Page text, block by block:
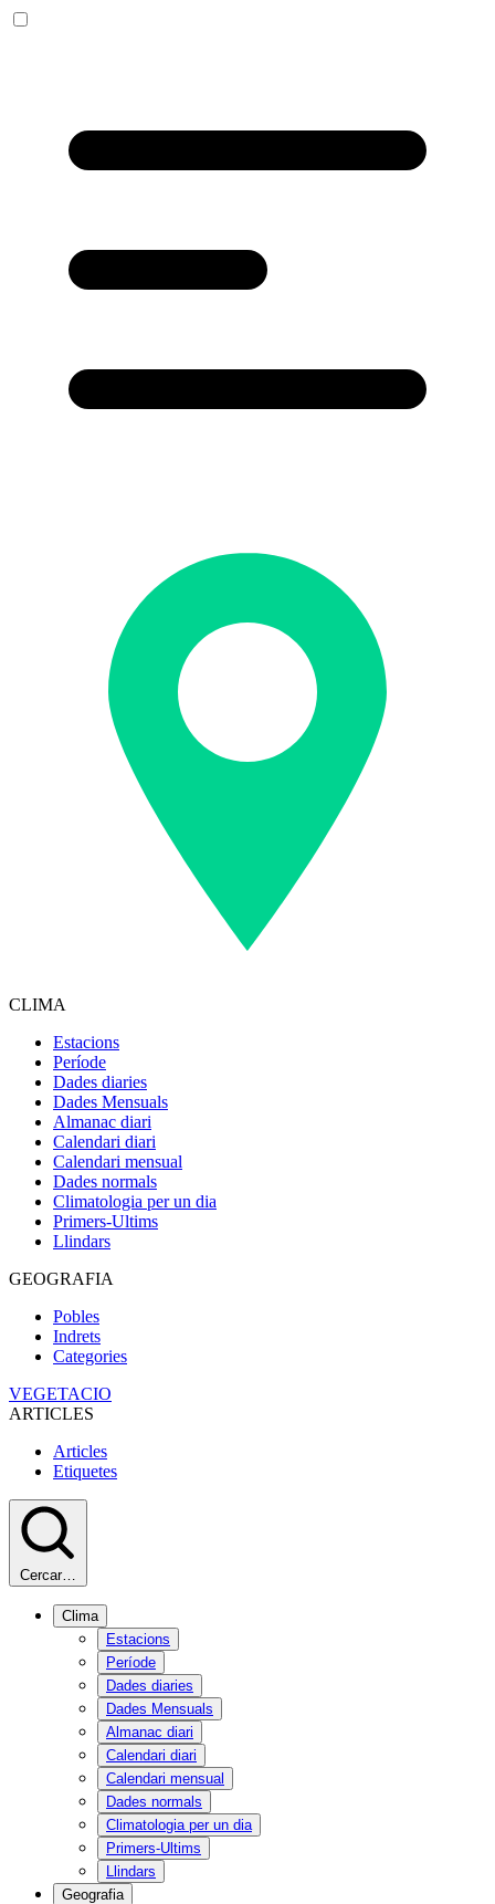
CLIMA
Estacions
Període
Dades diaries
Dades Mensuals
Almanac diari
Calendari diari
Calendari mensual
Dades normals
Climatologia per un dia
Primers-Ultims
Llindars
GEOGRAFIA
Pobles
Indrets
Categories
VEGETACIO
ARTICLES
Articles
Etiquetes
Cercar…
Clima
Estacions
Període
Dades diaries
Dades Mensuals
Almanac diari
Calendari diari
Calendari mensual
Dades normals
Climatologia per un dia
Primers-Ultims
Llindars
Geografia